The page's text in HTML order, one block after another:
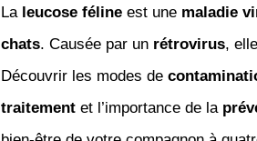
La leucose félineest une maladie
chats. Causée par un rétrovirus,
Découvrir les modes de
traitementet l’importance de la